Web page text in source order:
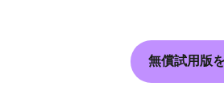
無償試用版